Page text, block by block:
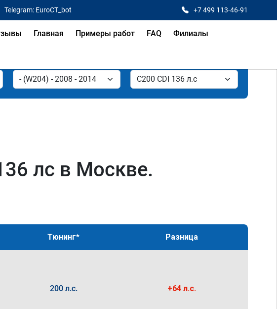
Telegram: EuroCT_bot +7 499 113-46-91
Главная Примеры работ FAQ Филиалы
лс в Москве.
Тюнинг* Разница
200 л.с. +64 л.с.